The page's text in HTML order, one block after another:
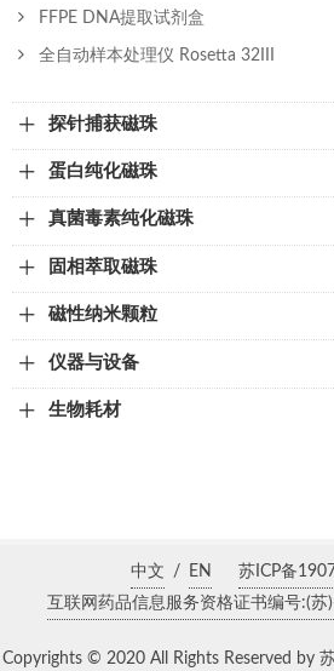
FFPE DNA提取试剂盒
全自动样本处理仪 Rosetta 32III
探针捕获磁珠
蛋白纯化磁珠
真菌毒素纯化磁珠
固相萃取磁珠
磁性纳米颗粒
仪器与设备
生物耗材
中文 / EN
苏ICP备
互联网药品信息服务资格证书编号:(
Copyrights © 2020 All Rights Reserved by